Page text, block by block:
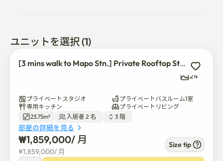
👤 最大2名様までご利用いただけます。
出張、引越し、旅行、インテリア工事期間、海外入国、
学業および長期滞在など、さまざまな目的の短期滞在に
🏠 空間構成
🛌 クイーンサイズベッド1台
🍳 キッチン
🛁 バスルーム
ユニットを選択 (1)
[3 mins walk to Mapo Stn.] Private Rooftop Studio Stay
24
プライベートスタジオ
プライベートバスルーム1室
専用キッチン
プライベートリビング
23.75m²
入居者 2 名 3 階
部屋の詳細を見る
₩1,859,000/ 月
¥1,859,000/ 月
Size tip